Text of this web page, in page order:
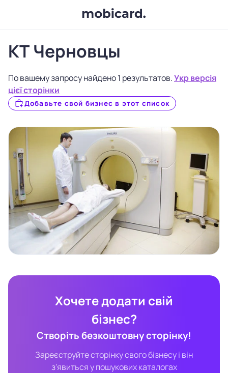
КТ Черновцы
По вашему запросу найдено 1 результатов.Укр версія
цієї сторінки
Добавьте свой бизнес в этот список
Хочете додати свій
бізнес?
Створіть безкоштовну сторінку!
Зареєструйте сторінку свого бізнесу і він
з'явиться у пошукових каталогах